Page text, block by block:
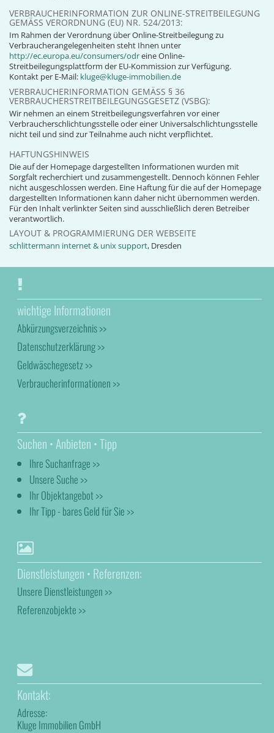
VERBRAUCHERINFORMATION ZUR ONLINE-STREITBEILEGUNG
GEMÄSS VERORDNUNG (EU) NR. 524/2013:
Im Rahmen der Verordnung über Online-Streitbeilegung zu
Verbraucherangelegenheiten steht Ihnen unter
http://ec.europa.eu/consumers/odreine Online-
Streitbeilegungsplattform der EU-Kommission zur Verfügung.
Kontakt per E-Mail: kluge@kluge-immobilien.de
VERBRAUCHERINFORMATION GEMÄSS § 36 V
ERBRAUCHERSTREITBEILEGUNGSGESETZ (VSBG):
Wir nehmen an einem Streitbeilegungsverfahren vor einer
Verbraucherschlichtungsstelle oder einer Universalschlichtungsstelle
nicht teil und sind zur Teilnahme auch nicht verpflichtet.
HAFTUNGSHINWEIS
Die auf der Homepage dargestellten Informationen wurden mit
Sorgfalt recherchiert und zusammengestellt. Dennoch können Fehler
nicht ausgeschlossen werden. Eine Haftung für die auf der Homepage
dargestellten Informationen kann daher nicht übernommen werden.
Für den Inhalt verlinkter Seiten sind ausschließlich deren Betreiber
verantwortlich.
LAYOUT & PROGRAMMIERUNG DER WEBSEITE
schlittermann internet & unix support, Dresden
wichtige Informationen
Abkürzungsverzeichnis >>
Datenschutzerklärung >>
Geldwäschegesetz >>
Verbraucherinformationen >>
Suchen • Anbieten • Tipp
Ihre Suchanfrage >>
Unsere Suche >>
Ihr Objektangebot >>
Ihr Tipp - bares Geld für Sie >>
Dienstleistungen • Referenzen:
Unsere Dienstleistungen >>
Referenzobjekte >>
Kontakt:
Adresse:
Kluge Immobilien GmbH